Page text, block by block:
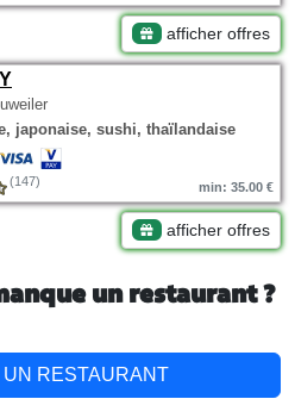
afficher offres
japonaise, sushi, thaïlandaise
(147) min: 35.00 €
afficher offres
un restaurant ?
RESTAURANT